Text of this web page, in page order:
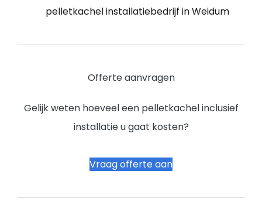
pelletkachel installatiebedrijf in Weidum
Offerte aanvragen
Gelijk weten hoeveel een pelletkachel inclusief
installatie u gaat kosten?
Vraag offerte aan